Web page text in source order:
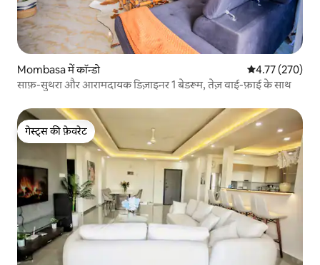
Mombasa में कॉन्डो औसत रेटिंग 5 में से
4.77 (270)
साफ़-सुथरा और आरामदायक डिज़ाइनर 1 बेडरूम, तेज़ वाई-फ़ाई के साथ
गेस्ट्स की फ़ेवरेट
गेस्ट्स की फ़ेवरेट